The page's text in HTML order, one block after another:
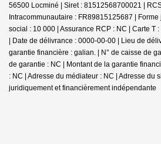
56500 Locminé | Siret : 81512568700021 |
Intracommunautaire : FR89815125687 |
social : 10 000 | Assurance RCP : NC | Carte T
| Date de délivrance : 0000-00-00 | Lieu de
garantie financière : galian. | N° de caisse de
de garantie : NC | Montant de la garantie
: NC | Adresse du médiateur : NC | Adresse du
juridiquement et financièrement indépendante